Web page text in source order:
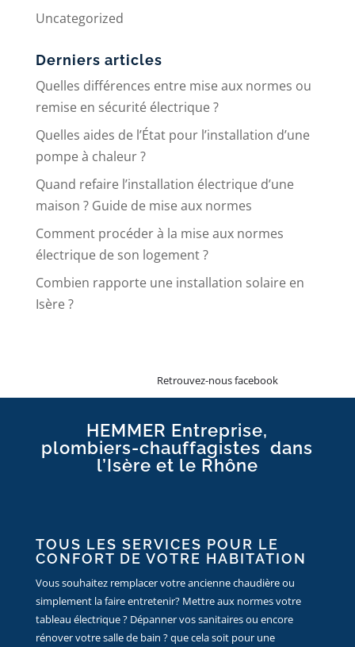
Uncategorized
Derniers articles
Quelles différences entre mise aux normes ou
remise en sécurité électrique ?
Quelles aides de l’État pour l’installation d’une
pompe à chaleur ?
Quand refaire l’installation électrique d’une
maison ? Guide de mise aux normes
Comment procéder à la mise aux normes
électrique de son logement ?
Combien rapporte une installation solaire en
Isère ?
Retrouvez-nous facebook
HEMMER Entreprise,
plombiers-chauffagistes dans
l’Isère et le Rhône
TOUS LES SERVICES POUR LE
CONFORT DE VOTRE HABITATION
Vous souhaitez remplacer votre ancienne chaudière ou
simplement la faire entretenir? Mettre aux normes votre
tableau électrique ? Dépanner vos sanitaires ou encore
rénover votre salle de bain ? que cela soit pour une